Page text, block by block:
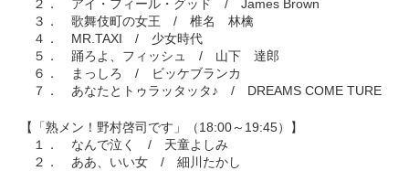
２． アイ・フィール・グッド / James Brown
３． 歌舞伎町の女王 / 椎名 林檎
４． MR.TAXI / 少女時代
５． 踊ろよ、フィッシュ / 山下 達郎
６． まっしろ / ビッケブランカ
７． あなたとトゥラッタッタ♪ / DREAMS COME TURE
【「熟メン！野村啓司です」（18:00～19:45）】
１． なんで泣く / 天童よしみ
２． ああ、いい女 / 細川たかし